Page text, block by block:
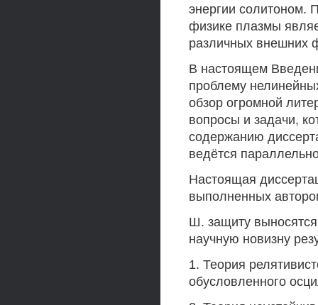
энергии солитоном.
физике плазмы
различных внешних
В настоящем
проблему
обзор огромной
вопросы и задачи,
содержанию
ведётся
Настоящая
выполненных
Ш. защиту
научную новизну
1. Теория
обусловленного